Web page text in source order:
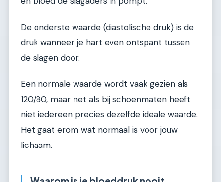
De onderste waarde (diastolische druk) is de
druk wanneer je hart even ontspant tussen
de slagen door.
Een normale waarde wordt vaak gezien als
120/80, maar net als bij schoenmaten heeft
niet iedereen precies dezelfde ideale waarde.
Het gaat erom wat normaal is voor jouw
lichaam.